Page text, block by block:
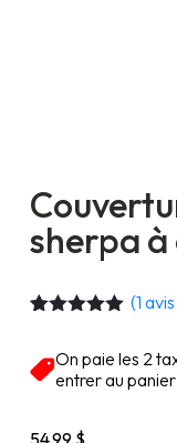
sherpa
basé sur
notation
(1
On paie les 2
entrer au